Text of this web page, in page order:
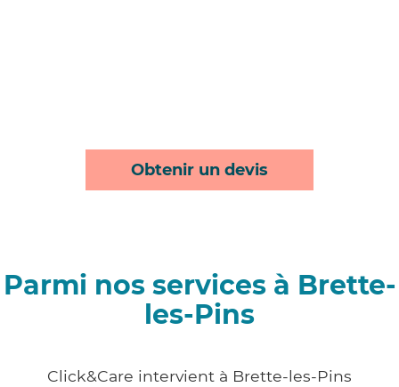
Obtenir un devis
Parmi nos services à Brette-
les-Pins
Click&Care intervient à Brette-les-Pins